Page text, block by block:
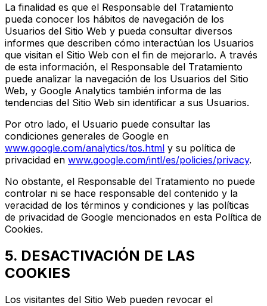
La finalidad es que el Responsable del Tratamiento
pueda conocer los hábitos de navegación de los
Usuarios del Sitio Web y pueda consultar diversos
informes que describen cómo interactúan los Usuarios
que visitan el Sitio Web con el fin de mejorarlo. A través
de esta información, el Responsable del Tratamiento
puede analizar la navegación de los Usuarios del Sitio
Web, y Google Analytics también informa de las
tendencias del Sitio Web sin identificar a sus Usuarios.
Por otro lado, el Usuario puede consultar las
condiciones generales de Google en
www.google.com/analytics/tos.html y su política de
privacidad en www.google.com/intl/es/policies/privacy.
No obstante, el Responsable del Tratamiento no puede
controlar ni se hace responsable del contenido y la
veracidad de los términos y condiciones y las políticas
de privacidad de Google mencionados en esta Política de
Cookies.
5. DESACTIVACIÓN DE LAS
COOKIES
Los visitantes del Sitio Web pueden revocar el